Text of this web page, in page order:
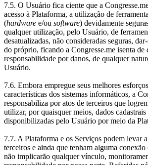
7.5. O Usuário fica ciente que a
acesso à Plataforma, a utilização de
(hardware e/ou software) devidamente
qualquer utilização, pelo Usuário, de
desatualizadas, não consideradas seguras,
do próprio, ficando a Congresse.me isenta de
responsabilidade por danos, de qualquer
Usuário.
7.6. Embora empregue seus melhores
características dos sistemas informáticos, a
responsabiliza por atos de terceiros que
utilizar, por quaisquer meios, dados
disponibilizadas pelo Usuário por meio da
7.7. A Plataforma e os Serviços podem levar
terceiros e ainda que tenham alguma conexão
não implicarão qualquer vínculo,